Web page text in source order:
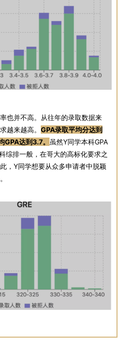
也并不高。从往年的录取数据来
越来越高。 GPA录取平均分达到
达到3.7。 虽然Y同学本科GPA
综排一般，在哥大的高标化要求之
，Y同学想要从众多申请者中脱颖